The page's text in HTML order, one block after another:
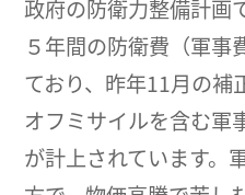
政府の防衛力整備計画
５年間の防衛費（軍事
ており、昨年11月の補
オフミサイルを含む軍
が計上されています。